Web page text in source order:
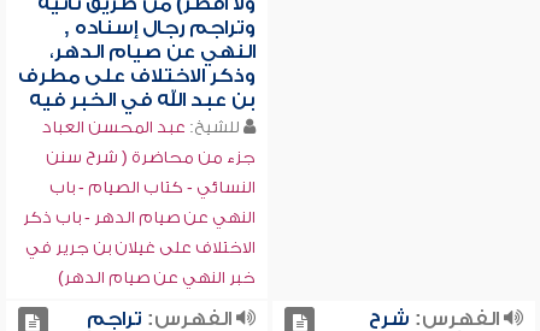
وتراجم رجال إسناده ,
النهي عن صيام الدهر،
وذكر الاختلاف على مطرف
بن عبد الله في الخبر فيه
للشيخ: عبد المحسن العباد
جزء من محاضرة ( شرح سنن
النسائي - كتاب الصيام - باب
النهي عن صيام الدهر - باب ذكر
الاختلاف على غيلان بن جرير في
خبر النهي عن صيام الدهر)
الفهرس: شرح
الفهرس: تراجم